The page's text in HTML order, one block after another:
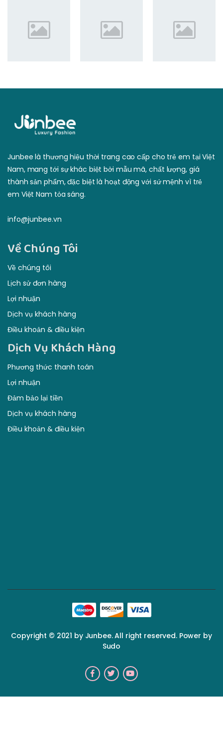
info@junbee.vn
Về Chúng Tôi
Về chúng tôi
Lịch sử đơn hàng
Lợi nhuận
Điều khoản & điều kiện
Dịch Vụ Khách Hàng
Phương thức thanh toán
Lợi nhuận
Đảm bảo lại tiền
Dịch vụ khách hàng
Điều khoản & điều kiện